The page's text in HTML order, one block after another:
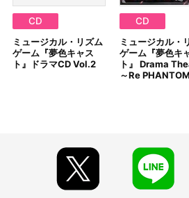
※本商品は、エビテン[ebten]、アニメ
同じ商品となります。
※本商品は準備数に限りがございます。
期にご注文の受付を終了させていただく
※「在庫がありません」表示後も、ご
期限切れが発生した際は販売を再開さ
す。あらかじめご了承ください。
ます。あらかじめご了承ください。
※すでにご注文しているかのご確認に
注文履歴」にてご確認いただけます。
CD
ミュージカル・リズム
ゲーム『夢色キャス
ト』ドラマCD Vol.2
CD
ミュージカル・
ゲーム『夢色キ
ト』 Drama
～Re